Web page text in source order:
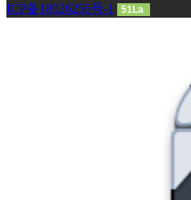
ICP备18026256号-1
51La